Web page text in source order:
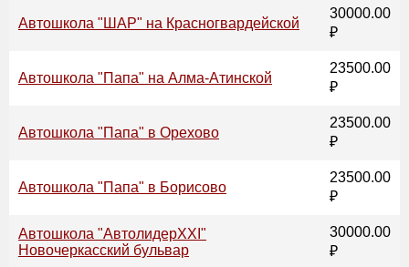
Автошкола "ШАР" на Красногвардейской
30000.00
₽
Автошкола "Папа" на Алма-Атинской
23500.00
₽
Автошкола "Папа" в Орехово
23500.00
₽
Автошкола "Папа" в Борисово
23500.00
₽
Автошкола "АвтолидерХХI"
Новочеркасский бульвар
30000.00
₽